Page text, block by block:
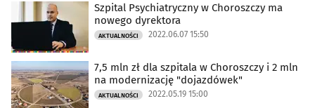
Szpital Psychiatryczny w Choroszczy ma
nowego dyrektora
AKTUALNOŚCI 2022.06.07 15:50
7,5 mln zł dla szpitala w Choroszczy i 2 mln
na modernizację "dojazdówek"
AKTUALNOŚCI 2022.05.19 15:00